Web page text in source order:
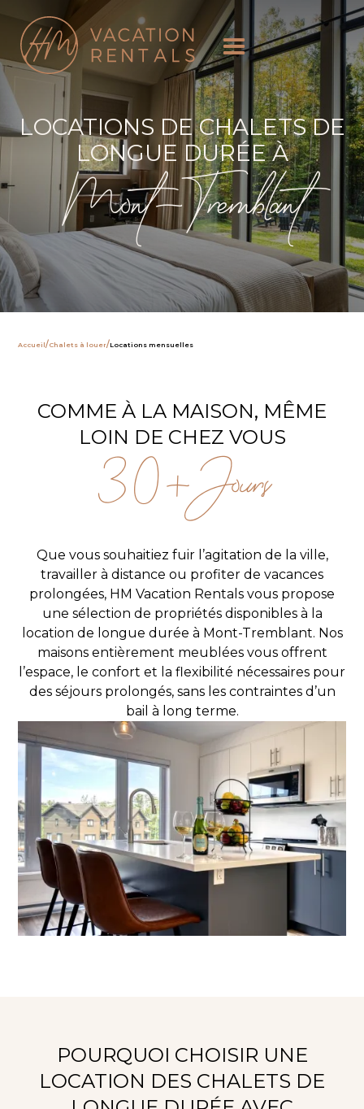
LOCATIONS DE CHALETS DE
LONGUE DURÉE À
Mont-Tremblant
Accueil/Chalets à louer/Locations mensuelles
COMME À LA MAISON, MÊME
LOIN DE CHEZ VOUS
30+jours
Que vous souhaitiez fuir l’agitation de la ville,
travailler à distance ou profiter de vacances
prolongées, HM Vacation Rentals vous propose
une sélection de propriétés disponibles à la
location de longue durée à Mont-Tremblant. Nos
maisons entièrement meublées vous offrent
l’espace, le confort et la flexibilité nécessaires pour
des séjours prolongés, sans les contraintes d’un
bail à long terme.
POURQUOI CHOISIR UNE
LOCATION DES CHALETS DE